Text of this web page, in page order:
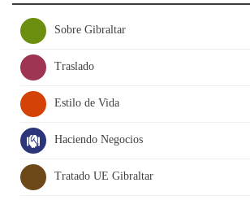
Sobre Gibraltar
Traslado
Estilo de Vida
Haciendo Negocios
Tratado UE Gibraltar